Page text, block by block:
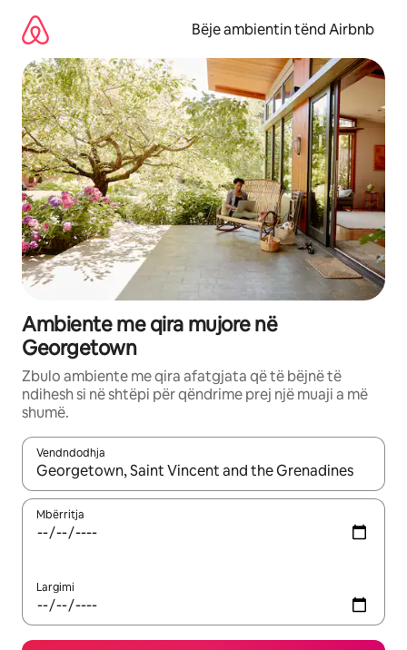
përmbajtja
Bëje ambientin tënd Airbnb
Ambiente me qira mujore në
Georgetown
Zbulo ambiente me qira afatgjata që të bëjnë të
ndihesh si në shtëpi për qëndrime prej një muaji a më
shumë.
Vendndodhja
Kur rezultatet të jenë të disponueshme, lëviz me butonat e
Mbërritja
Largimi